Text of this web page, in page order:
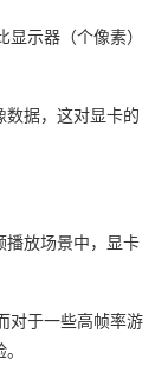
示器（个像素）
据，这对显卡的
播放场景中，显卡
对于一些高帧率游